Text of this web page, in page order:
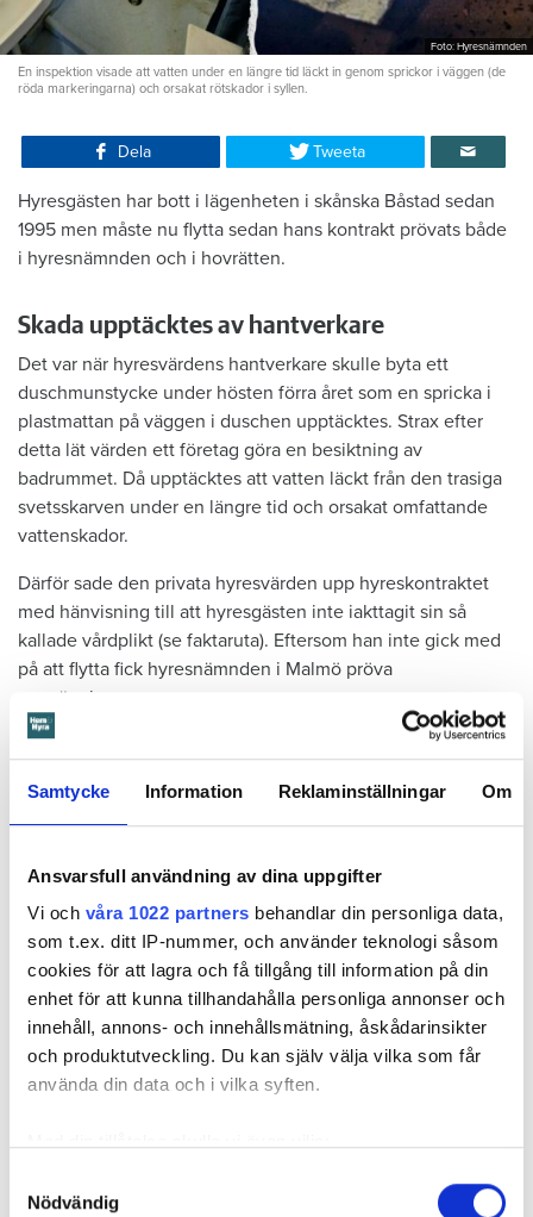
Samtycke Information Reklaminställningar Om
Ansvarsfull användning av dina uppgifter
Vi och våra 1022 partners behandlar din personliga data,
som t.ex. ditt IP-nummer, och använder teknologi såsom
cookies för att lagra och få tillgång till information på din
enhet för att kunna tillhandahålla personliga annonser och
innehåll, annons- och innehållsmätning, åskådarinsikter
och produktutveckling. Du kan själv välja vilka som får
använda din data och i vilka syften.
som kan ha en noggrannhet på upp till flera meter
Nödvändig
Foto: Hyresnämnden
En inspektion visade att vatten under en längre tid läckt in genom sprickor i väggen (de
röda markeringarna) och orsakat rötskador i syllen.
Dela Tweeta
Hyresgästen har bott i lägenheten i skånska Båstad sedan
1995 men måste nu flytta sedan hans kontrakt prövats både
i hyresnämnden och i hovrätten.
Skada upptäcktes av hantverkare
Det var när hyresvärdens hantverkare skulle byta ett
duschmunstycke under hösten förra året som en spricka i
plastmattan på väggen i duschen upptäcktes. Strax efter
detta lät värden ett företag göra en besiktning av
badrummet. Då upptäcktes att vatten läckt från den trasiga
svetsskarven under en längre tid och orsakat omfattande
vattenskador.
Därför sade den privata hyresvärden upp hyreskontraktet
med hänvisning till att hyresgästen inte iakttagit sin så
kallade vårdplikt (se faktaruta). Eftersom han inte gick med
på att flytta fick hyresnämnden i Malmö pröva
uppsägningen.
Hyresgästen borde ha upptäckt och larmat om glipan i duschväggen, menar
Hyresgästen själv menar att hyresvärden under hela den tid
underhåll av badrummet, och att det är anledningen till att